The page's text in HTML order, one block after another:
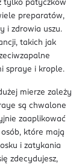
tylko patyczków
preparatów,
i zdrowia uszu.
takich jak
spraye i krople.
mierze zależy
są chwalone
zaaplikować
które mają
i zatykania
zdecydujesz,